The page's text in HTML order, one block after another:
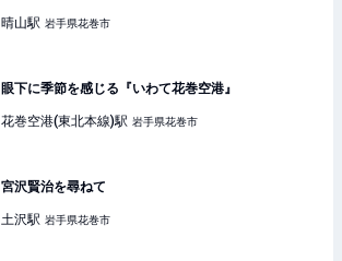
晴山駅 岩手県花巻市
眼下に季節を感じる『いわて花巻空港』
花巻空港(東北本線)駅 岩手県花巻市
宮沢賢治を尋ねて
土沢駅 岩手県花巻市